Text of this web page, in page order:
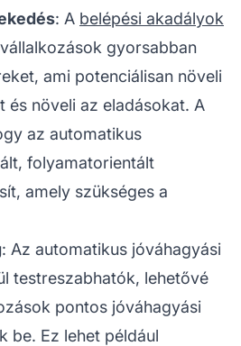
: A belépési akadályok
gyorsabban
ami potenciálisan növeli
és növeli az eladásokat. A
az automatikus
folyamatorientált
amely szükséges a
: Az automatikus jóváhagyási
testreszabhatók, lehetővé
pontos jóváhagyási
be. Ez lehet például